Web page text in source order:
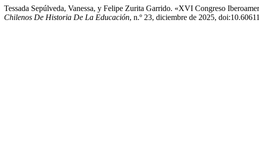
Tessada Sepúlveda, Vanessa, y Felipe Zurita Garrido. «XVI Congreso
Chilenos De Historia De La Educación, n.º 23, diciembre de 2025,